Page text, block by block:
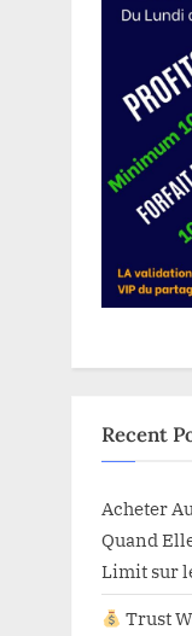
Recent
Acheter
Quand
Limit sur
Trust